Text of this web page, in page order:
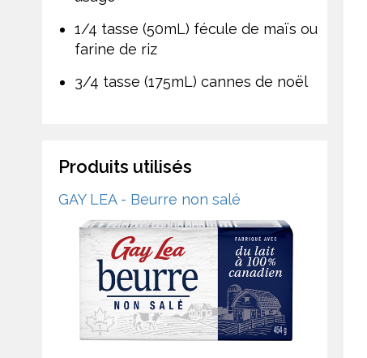
1/4 tasse (50mL) fécule de maïs ou
farine de riz
3/4 tasse (175mL) cannes de noël
Produits utilisés
GAY LEA - Beurre non salé